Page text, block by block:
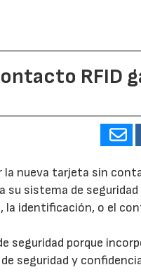
RFID
la nueva tarjeta sin
su sistema de
identificación, o el
seguridad porque
seguridad y